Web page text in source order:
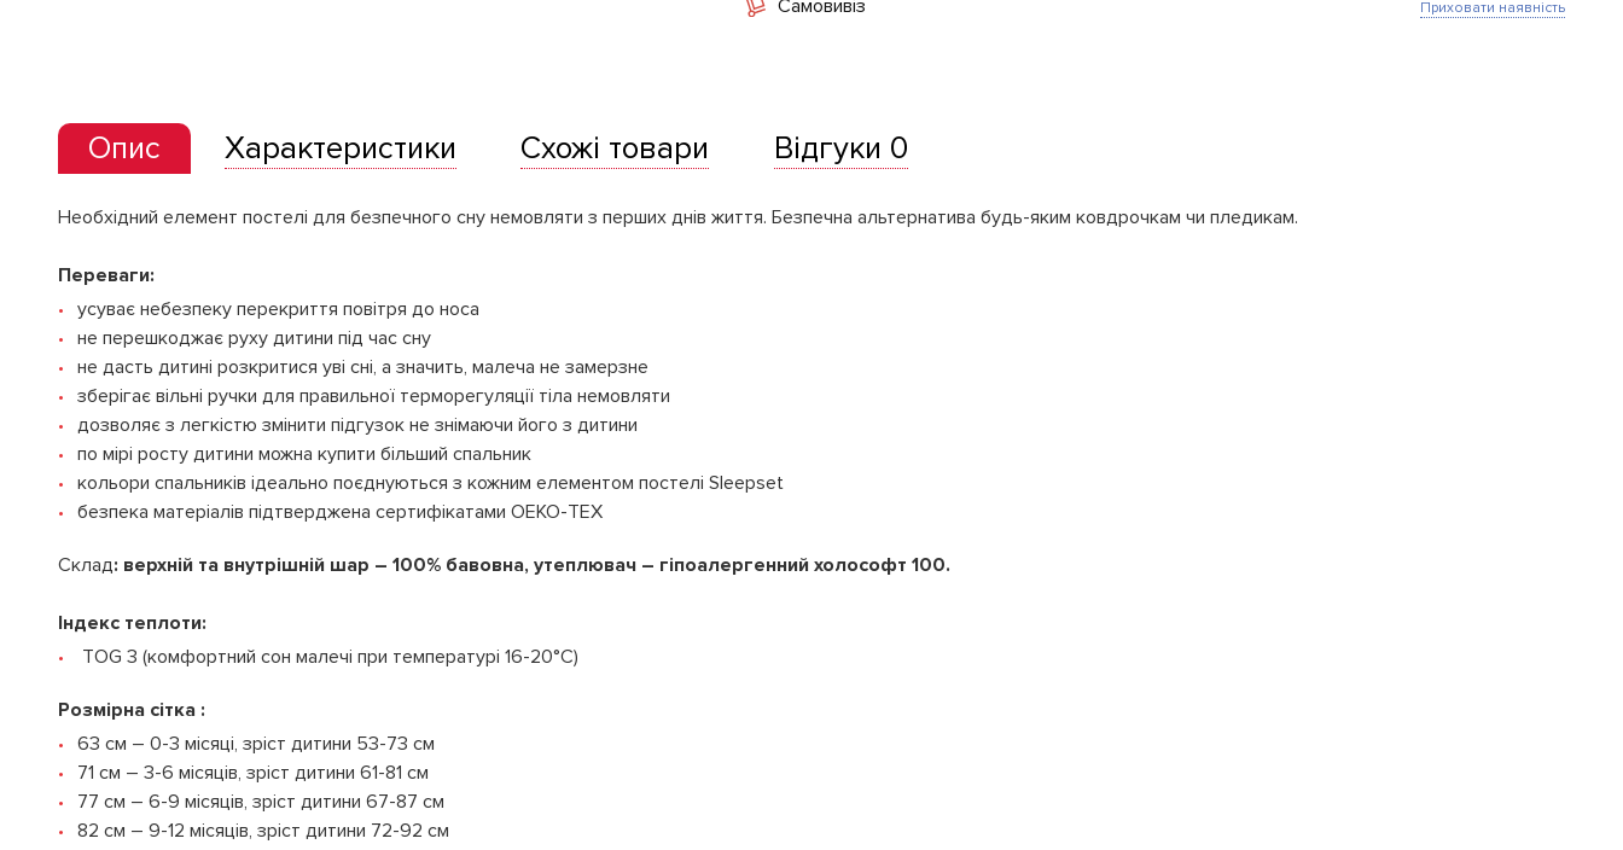
Самовивіз Приховати наявність
Опис Характеристики Схожі товари Відгуки 0
Необхідний елемент постелі для безпечного сну немовляти з перших днів життя. Безпечна альтернатива будь-яким ковдрочкам чи пледикам.
Переваги:
усуває небезпеку перекриття повітря до носа
не перешкоджає руху дитини під час сну
не дасть дитині розкритися уві сні, а значить, малеча не замерзне
зберігає вільні ручки для правильної терморегуляції тіла немовляти
дозволяє з легкістю змінити підгузок не знімаючи його з дитини
по мірі росту дитини можна купити більший спальник
кольори спальників ідеально поєднуються з кожним елементом постелі Sleepset
безпека матеріалів підтверджена сертифікатами OЕКО-ТЕХ
Склад: верхній та внутрішній шар – 100% бавовна, утеплювач – гіпоалергенний холософт 100.
Індекс теплоти:
TOG 3 (комфортний сон малечі при температурі 16-20°C)
Розмірна сітка :
63 см – 0-3 місяці, зріст дитини 53-73 см
71 см – 3-6 місяців, зріст дитини 61-81 см
77 см – 6-9 місяців, зріст дитини 67-87 см
82 см – 9-12 місяців, зріст дитини 72-92 см